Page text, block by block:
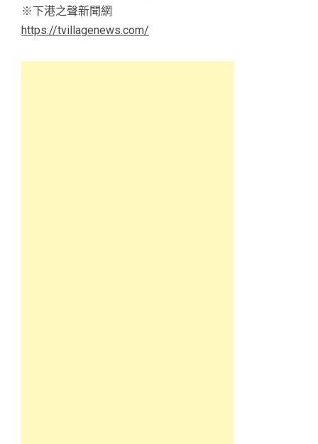
※下港之聲新聞網
https://tvillagenews.com/